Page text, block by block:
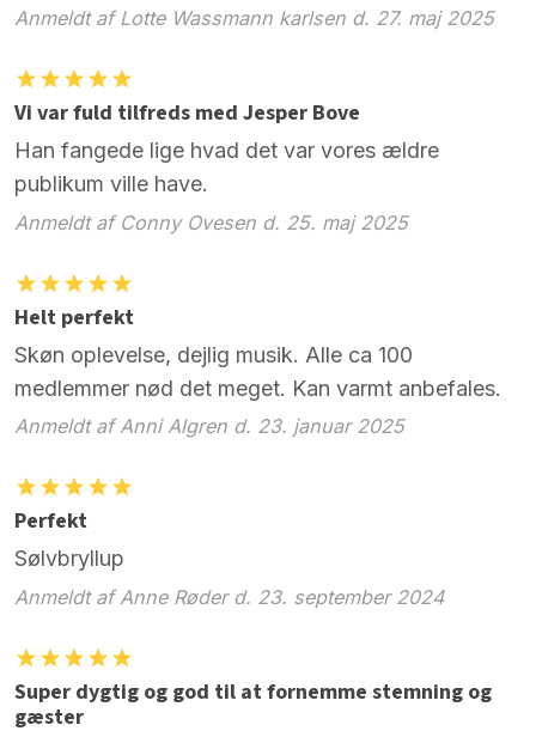
Anmeldt af Lotte Wassmann karlsen d. 27. maj 2025
Vi var fuld tilfreds med Jesper Bove
Han fangede lige hvad det var vores ældre
publikum ville have.
Anmeldt af Conny Ovesen d. 25. maj 2025
Helt perfekt
Skøn oplevelse, dejlig musik. Alle ca 100
medlemmer nød det meget. Kan varmt anbefales.
Anmeldt af Anni Algren d. 23. januar 2025
Perfekt
Sølvbryllup
Anmeldt af Anne Røder d. 23. september 2024
Super dygtig og god til at fornemme stemning og
gæster